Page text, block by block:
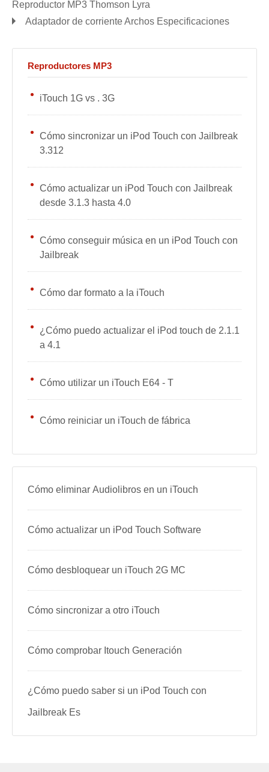
Reproductor MP3 Thomson Lyra
Adaptador de corriente Archos Especificaciones
Reproductores MP3
iTouch 1G vs . 3G
Cómo sincronizar un iPod Touch con Jailbreak
3.312
Cómo actualizar un iPod Touch con Jailbreak
desde 3.1.3 hasta 4.0
Cómo conseguir música en un iPod Touch con
Jailbreak
Cómo dar formato a la iTouch
¿Cómo puedo actualizar el iPod touch de 2.1.1
a 4.1
Cómo utilizar un iTouch E64 - T
Cómo reiniciar un iTouch de fábrica
Cómo eliminar Audiolibros en un iTouch
Cómo actualizar un iPod Touch Software
Cómo desbloquear un iTouch 2G MC
Cómo sincronizar a otro iTouch
Cómo comprobar Itouch Generación
¿Cómo puedo saber si un iPod Touch con
Jailbreak Es